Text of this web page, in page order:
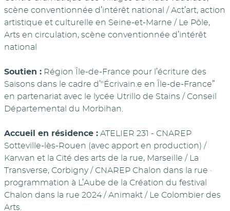
scène conventionnée d’intérêt national / Act’art, action
artistique et culturelle en Seine-et-Marne / Le Pôle,
Arts en circulation, scène conventionnée d’intérêt
national
Soutien : Région Île-de-France pour l’écriture des
Saisons dans le cadre d’"Écrivain.e en Île-de-France”
en partenariat avec le lycée Utrillo de Stains / Conseil
Départemental du Morbihan.
Accueil en résidence : ATELIER 231 - CNAREP
Sotteville-lès-Rouen (avec apport en production) /
Karwan et la Cité des arts de la rue, Marseille / La
Transverse, Corbigny / CNAREP Chalon dans la rue ·
programmation à L’Aube de la Création du festival
Chalon dans la rue 2024 / Animakt / Le Colombier des
Arts.